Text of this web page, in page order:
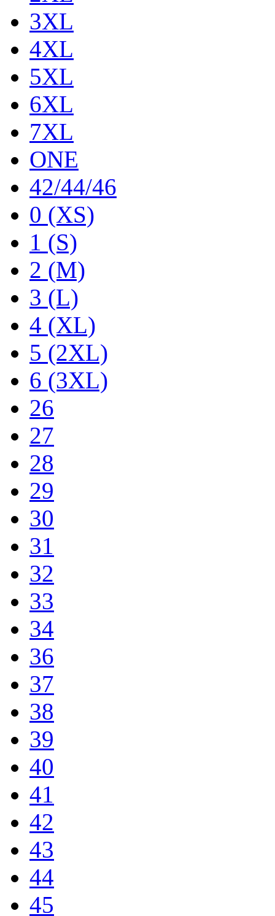
3XL
4XL
5XL
6XL
7XL
ONE
42/44/46
0 (XS)
1 (S)
2 (M)
3 (L)
4 (XL)
5 (2XL)
6 (3XL)
26
27
28
29
30
31
32
33
34
36
37
38
39
40
41
42
43
44
45